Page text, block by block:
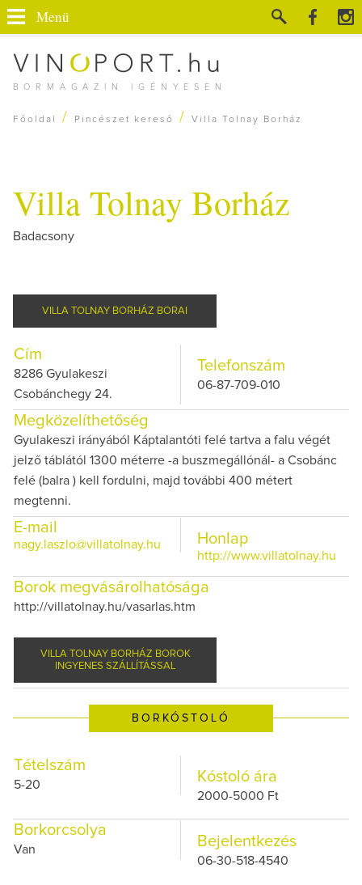
BORMAGAZIN IGÉNYESEN
Menü
Főoldal / Pincészet kereső / Villa Tolnay Borház
Villa Tolnay Borház
Badacsony
VILLA TOLNAY BORHÁZ BORAI
Cím
8286 Gyulakeszi
Csobánchegy 24.
Telefonszám
06-87-709-010
Megközelíthetőség
Gyulakeszi irányából Káptalantóti felé tartva a falu végét
jelző táblától 1300 méterre -a buszmegállónál- a Csobánc
felé (balra ) kell fordulni, majd további 400 métert
megtenni.
E-mail
nagy.laszlo@villatolnay.hu Honlap
http://www.villatolnay.hu
Borok megvásárolhatósága
http://villatolnay.hu/vasarlas.htm
VILLA TOLNAY BORHÁZ BOROK
INGYENES SZÁLLÍTÁSSAL
BORKÓSTOLÓ
Tételszám
5-20 Kóstoló ára
2000-5000 Ft
Borkorcsolya
Van Bejelentkezés
06-30-518-4540